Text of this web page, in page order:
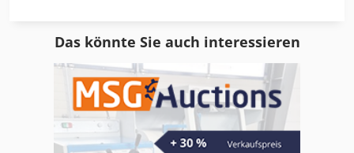
Geländewagen
Das könnte Sie auch interessieren